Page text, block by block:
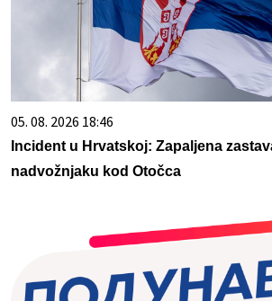
05. 08. 2026 18:46
Incident u Hrvatskoj: Zapaljena
nadvožnjaku kod Otočca